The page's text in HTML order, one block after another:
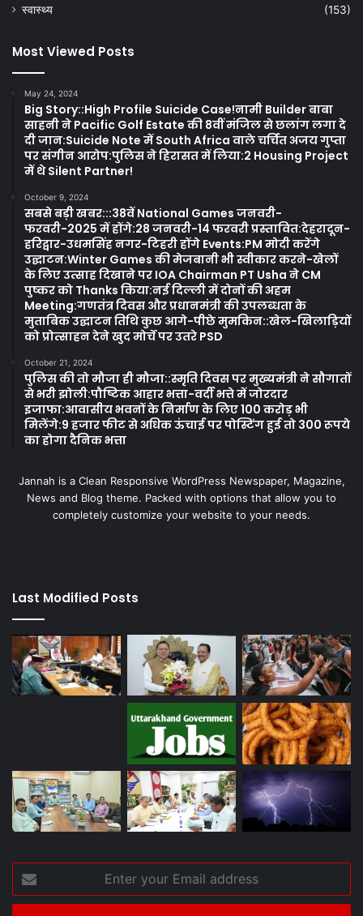
स्वास्थ्य
(153)
Most Viewed Posts
May 24, 2024
Big Story::High Profile Suicide Case!नामी Builder बाबा
साहनी ने Pacific Golf Estate की 8वीं मंजिल से छलांग लगा दे
दी जान:Suicide Note में South Africa वाले चर्चित अजय गुप्ता
पर संगीन आरोप:पुलिस ने हिरासत में लिया:2 Housing Project
में थे Silent Partner!
October 9, 2024
सबसे बड़ी खबर:::38वें National Games जनवरी-
फरवरी-2025 में होंगे:28 जनवरी-14 फरवरी प्रस्तावित:देहरादून-
हरिद्वार-उधमसिंह नगर-टिहरी होंगे Events:PM मोदी करेंगे
उद्घाटन:Winter Games की मेजबानी भी स्वीकार करने-खेलों
के लिए उत्साह दिखाने पर IOA Chairman PT Usha ने CM
पुष्कर को Thanks किया:नई दिल्ली में दोनों की अहम
Meeting:गणतंत्र दिवस और प्रधानमंत्री की उपलब्धता के
मुताबिक उद्घाटन तिथि कुछ आगे-पीछे मुमकिन::खेल-खिलाड़ियों
को प्रोत्साहन देने खुद मोर्चे पर उतरे PSD
October 21, 2024
पुलिस की तो मौजा ही मौजा::स्मृति दिवस पर मुख्यमंत्री ने सौगातों
से भरी झोली:पौष्टिक आहार भत्ता-वर्दी भत्ते में जोरदार
इजाफा:आवासीय भवनों के निर्माण के लिए 100 करोड़ भी
मिलेंगे:9 हजार फीट से अधिक ऊंचाई पर पोस्टिंग हुई तो 300 रूपये
का होगा दैनिक भत्ता
Jannah is a Clean Responsive WordPress Newspaper, Magazine,
News and Blog theme. Packed with options that allow you to
completely customize your website to your needs.
Last Modified Posts
your
Email